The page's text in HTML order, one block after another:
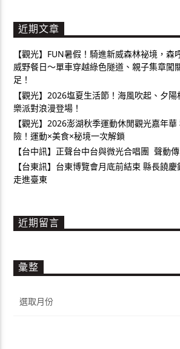
近期文章
【觀光】FUN暑假！騎進新威森林祕境，
威野餐日～單車穿越綠色隧道、親子集章闖
足！
【觀光】2026塩夏生活節！海風吹起、夕
樂派對浪漫登場！
【觀光】2026澎湖秋季運動休閒觀光嘉年
險！運動×美食×秘境一次解鎖
【台中訊】正聲台中台與微光合唱團 聲動
【台東訊】台東博覽會月底前結束 縣長饒
走進臺東
近期留言
彙整
整